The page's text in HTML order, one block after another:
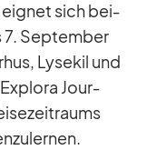
eig­net sich bei­
7. Sep­tem­ber
Lys­e­kil und
Jour­